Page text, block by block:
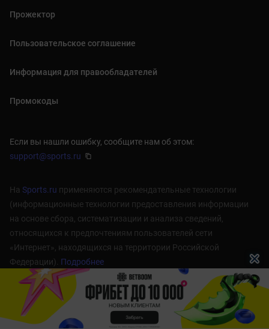
Прожектор
Пользовательское соглашение
Информация для правообладателей
Промокоды
Если вы нашли ошибку, сообщите нам об этом:
support@sports.ru
На Sports.ru применяются рекомендательные технологии
(информационные технологии предоставления информации
на основе сбора, систематизации и анализа сведений,
относящихся к предпочтениям пользователей сети
«Интернет», находящихся на территории Российской
Федерации). Подробнее
1998 — 2026 © cyber.sports.ru 18+